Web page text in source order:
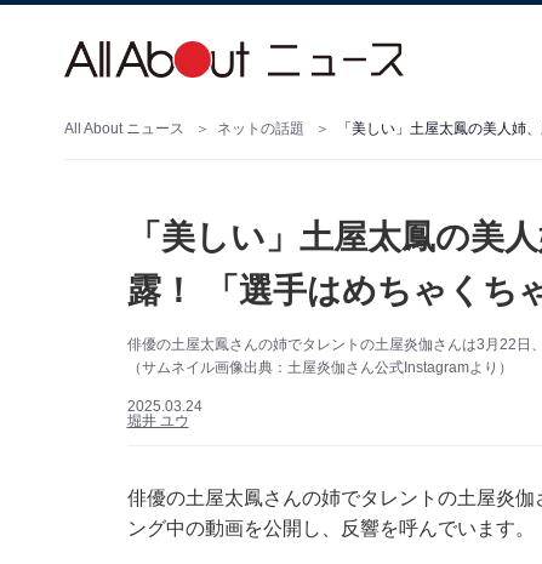
All About ニュース ネットの話題 「美しい」土屋太鳳の美人姉
「美しい」土屋太鳳の美
露！ 「選手はめちゃくち
俳優の土屋太鳳さんの姉でタレントの土屋炎伽さんは3月22日
（サムネイル画像出典：土屋炎伽さん公式Instagramより）
2025.03.24
堀井 ユウ
俳優の土屋太鳳さんの姉でタレントの土屋炎
ング中の動画を公開し、反響を呼んでいます。